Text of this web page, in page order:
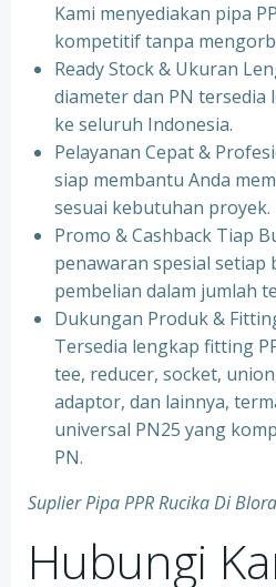
Kami menyediakan pipa
kompetitif tanpa
⁠Ready Stock & Ukuran
diameter dan PN tersedia
ke seluruh Indonesia.
⁠Pelayanan Cepat &
siap membantu Anda
sesuai kebutuhan proyek.
⁠Promo & Cashback Tiap
penawaran spesial setiap
pembelian dalam jumlah
⁠Dukungan Produk &
Tersedia lengkap fitting
tee, reducer, socket,
adaptor, dan lainnya,
universal PN25 yang
PN.
Suplier Pipa PPR Rucika Di
Hubungi